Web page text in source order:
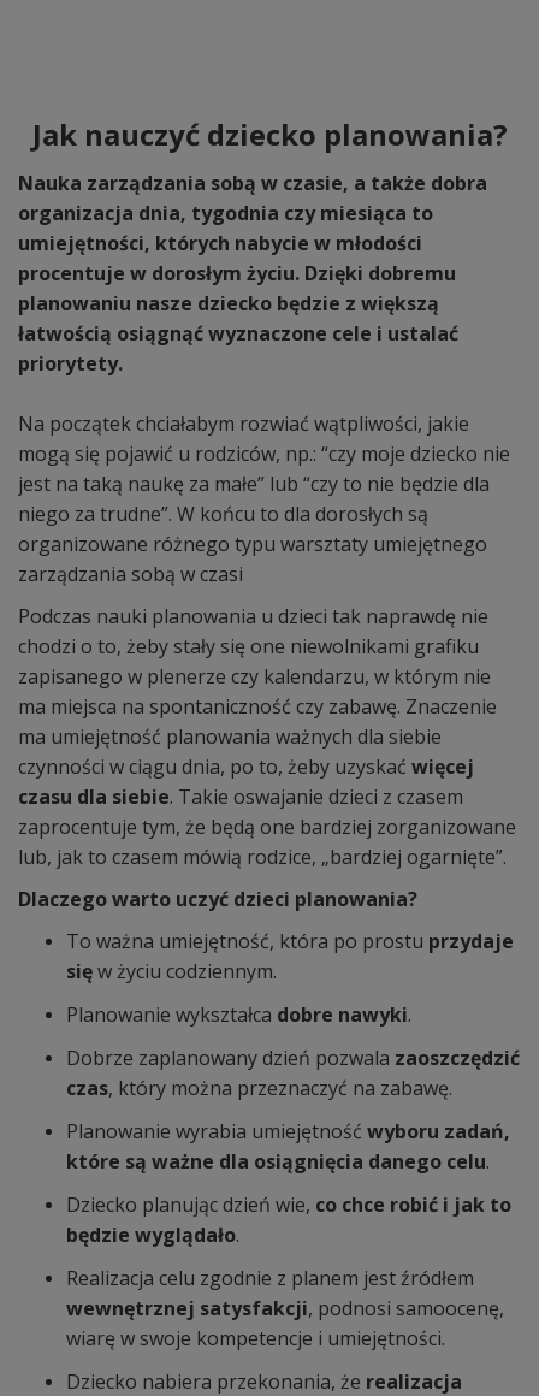
Jak nauczyć dziecko planowania?
Nauka zarządzania sobą w czasie, a także dobra
organizacja dnia, tygodnia czy miesiąca to
umiejętności, których nabycie w młodości
procentuje w dorosłym życiu. Dzięki dobremu
planowaniu nasze dziecko będzie z większą
łatwością osiągnąć wyznaczone cele i ustalać
priorytety.
Na początek chciałabym rozwiać wątpliwości, jakie
mogą się pojawić u rodziców, np.: “czy moje dziecko nie
jest na taką naukę za małe” lub “czy to nie będzie dla
niego za trudne”. W końcu to dla dorosłych są
organizowane różnego typu warsztaty umiejętnego
zarządzania sobą w czasi
Podczas nauki planowania u dzieci tak naprawdę nie
chodzi o to, żeby stały się one niewolnikami grafiku
zapisanego w plenerze czy kalendarzu, w którym nie
ma miejsca na spontaniczność czy zabawę. Znaczenie
ma umiejętność planowania ważnych dla siebie
czynności w ciągu dnia, po to, żeby uzyskać więcej
czasu dla siebie. Takie oswajanie dzieci z czasem
zaprocentuje tym, że będą one bardziej zorganizowane
lub, jak to czasem mówią rodzice, „bardziej ogarnięte”.
Dlaczego warto uczyć dzieci planowania?
To ważna umiejętność, która po prostu przydaje
sięw życiu codziennym.
Planowanie wykształca dobre nawyki.
Dobrze zaplanowany dzień pozwala zaoszczędzić
czas, który można przeznaczyć na zabawę.
Planowanie wyrabia umiejętność wyboru zadań,
które są ważne dla osiągnięcia danego celu.
Dziecko planując dzień wie, co chce robić i jak to
będzie wyglądało.
Realizacja celu zgodnie z planem jest źródłem
wewnętrznej satysfakcji, podnosi samoocenę,
wiarę w swoje kompetencje i umiejętności.
Dziecko nabiera przekonania, że realizacja